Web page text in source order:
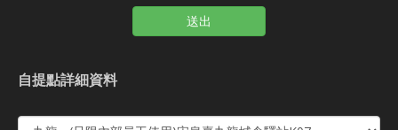
送出
自提點詳細資料